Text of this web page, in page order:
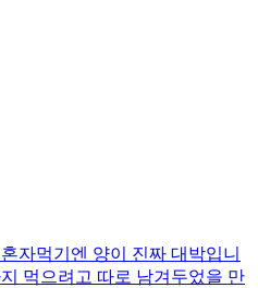
자먹기엔 양이 진짜 대박입니
먹으려고 따로 남겨두었을 만